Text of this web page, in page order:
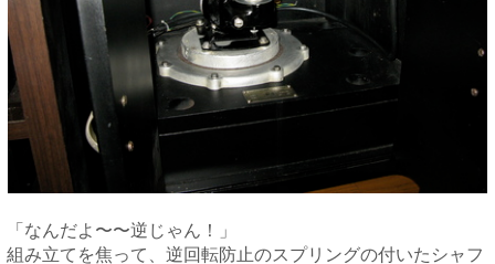
「なんだよ〜〜逆じゃん！」
組み立てを焦って、逆回転防止のスプリングの付いたシャフ